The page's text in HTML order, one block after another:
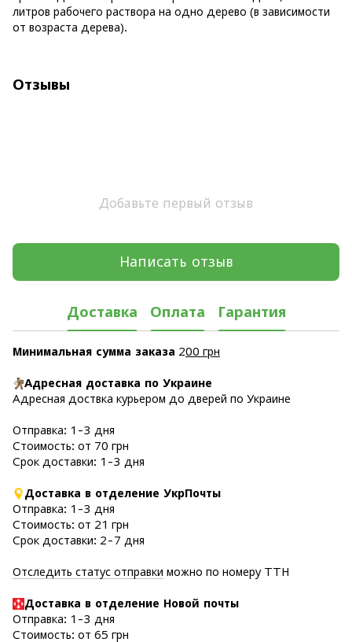
литров рабочего раствора на одно дерево (в зависимости
от возраста дерева).
Отзывы
Добавьте первый отзыв
Написать отзыв
Доставка Оплата Гарантия
Минимальная сумма заказа 200 грн
Адресная доставка по Украине
Адресная доствка курьером до дверей по Украине
Отправка: 1-3 дня
Стоимость: от 70 грн
Срок доставки: 1-3 дня
Доставка в отделение УкрПочты
Отправка: 1-3 дня
Стоимость: от 21 грн
Срок доставки: 2-7 дня
Отследить статус отправки можно по номеру ТТН
Доставка в отделение Новой почты
Отправка: 1-3 дня
Стоимость: от 65 грн